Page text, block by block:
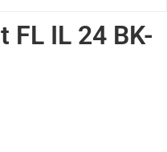
FL IL 24 BK-